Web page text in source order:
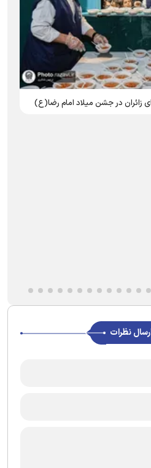
زائران در جشن میلاد امام رضا(ع)
نظرات